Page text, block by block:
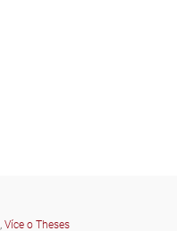
, Více o Theses